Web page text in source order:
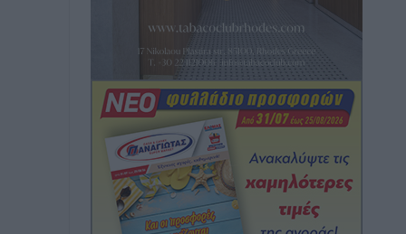
Σούπερ μάρκετ: Διευρύνεται η εθνική
πρωτοβουλία για τις τιμές – Eρχονται
νέες συμμετοχές εταιρειών
Ειδήσεις• πριν 1 ώρα
Συνελήφθησαν έξι άτομα για
ηχορύπανση από καταστήματα στο
Νότιο Αιγαίο
Τοπικές Ειδήσεις• πριν 1 ώρα